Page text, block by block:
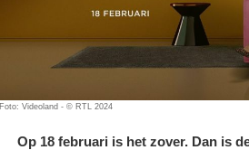
Foto: Videoland - © RTL 2024
Op 18 februari is het zover. Dan is